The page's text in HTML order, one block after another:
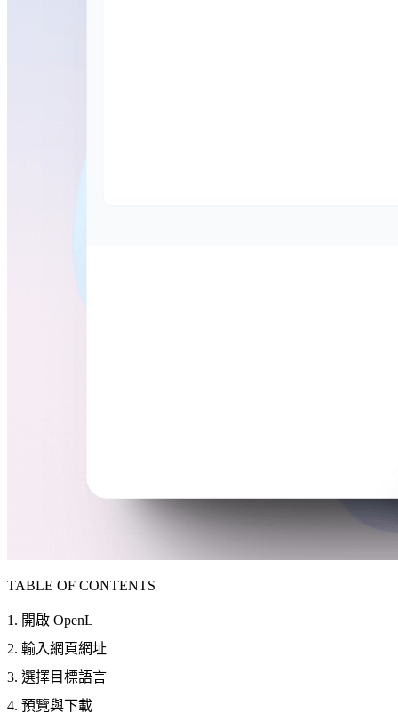
TABLE OF CONTENTS
1. 開啟 OpenL
2. 輸入網頁網址
3. 選擇目標語言
4. 預覽與下載